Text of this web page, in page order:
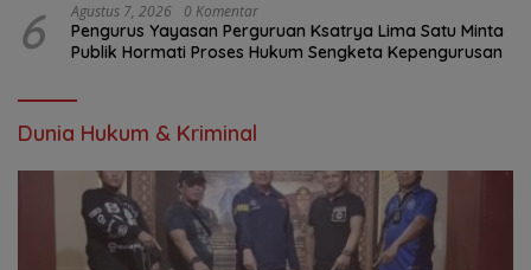
6 Agustus 7, 2026 0 Komentar
Pengurus Yayasan Perguruan Ksatrya Lima Satu Minta
Publik Hormati Proses Hukum Sengketa Kepengurusan
Dunia Hukum & Kriminal